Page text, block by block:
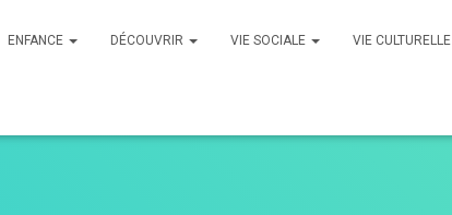
ENFANCE DÉCOUVRIR VIE SOCIALE VIE CULTURELLE